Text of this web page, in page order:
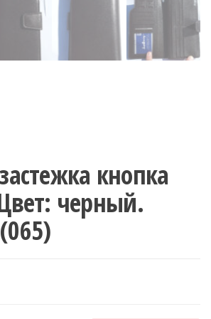
кнопка
черный.